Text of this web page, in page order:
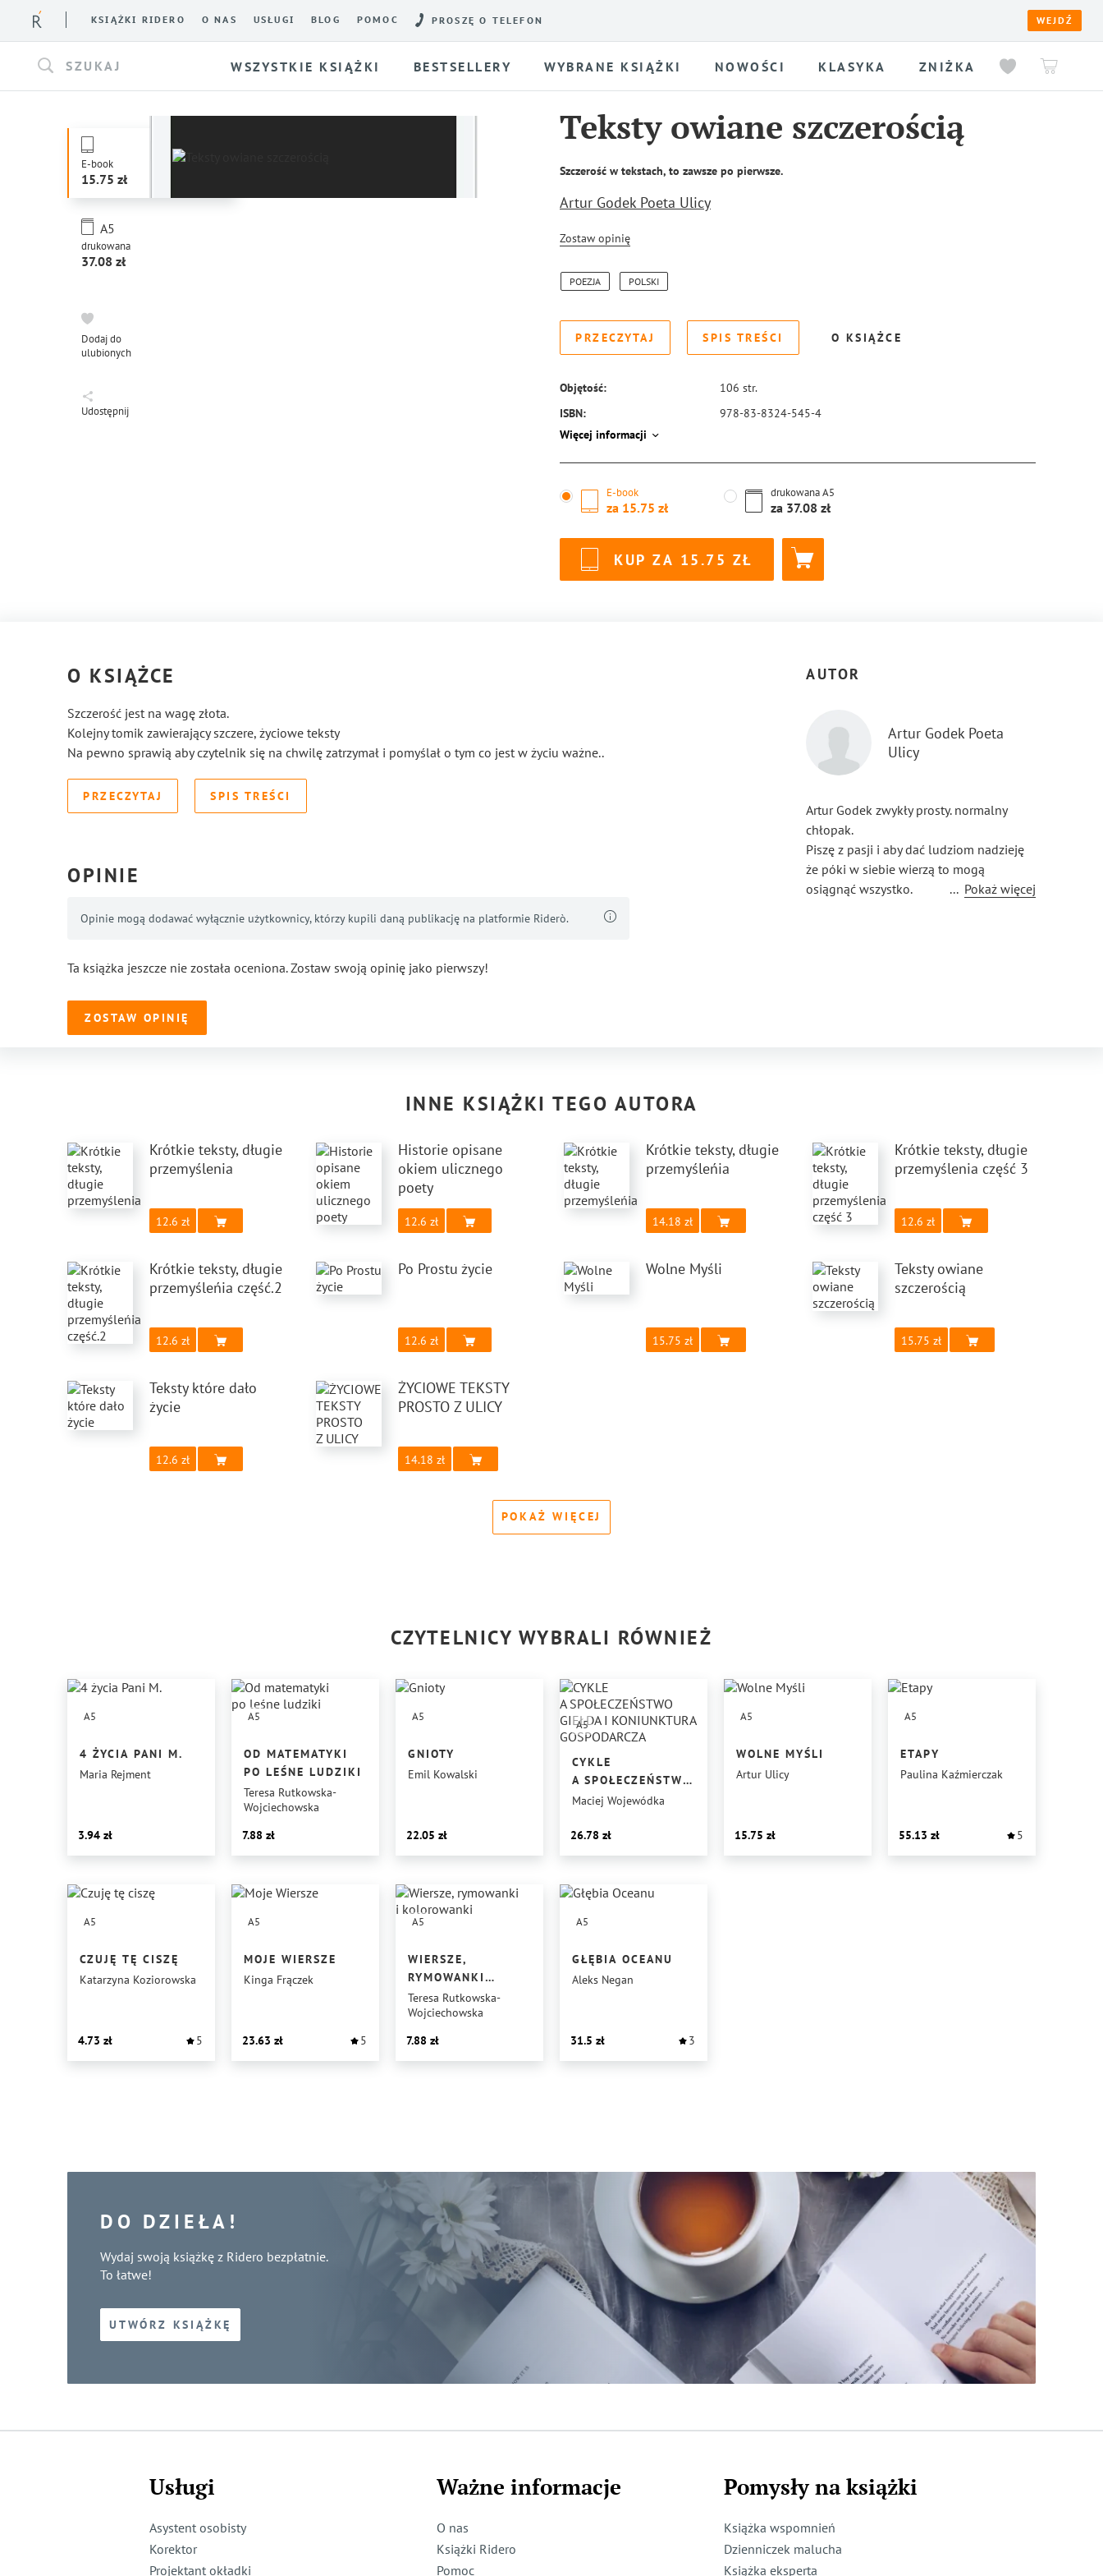
KSIĄŻKI RIDERO O NAS USŁUGI BLOG POMOC PROSZĘ O TELEFON WEJDŹ
SZUKAJ WSZYSTKIE KSIĄŻKI BESTSELLERY WYBRANE KSIĄŻKI NOWOŚCI KLASYKA ZNIŻKA
E-book
15.75
drukowana
A5
37.08
Dodaj do
ulubionych
Udostępnij
Teksty owiane szczerością
Szczerość w tekstach, to zawsze po pierwsze.
Artur Godek Poeta Ulicy
Zostaw opinię
POEZJA POLSKI
PRZECZYTAJ SPIS TREŚCI O KSIĄŻCE
Objętość: 106 str.
ISBN:
978-83-8324-545-4
Więcej informacji
E-book
za 15.75
drukowanaA5
za 37.08
KUP ZA 15.75
O KSIĄŻCE
Szczerość jest na wagę złota.
Kolejny tomik zawierający szczere, życiowe teksty
Na pewno sprawią aby czytelnik się na chwilę zatrzymał i pomyślał o tym co jest w życiu ważne..
PRZECZYTAJ SPIS TREŚCI
OPINIE
Opinie mogą dodawać wyłącznie użytkownicy, którzy kupili daną publikację na platformie Riderò.
Ta książka jeszcze nie została oceniona. Zostaw swoją opinię jako pierwszy!
ZOSTAW OPINIĘ
AUTOR
Artur Godek Poeta
Ulicy
Artur Godek zwykły prosty. normalny
chłopak.
Piszę z pasji i aby dać ludziom nadzieję
że póki w siebie wierzą to mogą
osiągnąć wszystko.
... Pokaż więcej
INNE KSIĄŻKI TEGO AUTORA
Krótkie teksty, długie
przemyślenia
12.6
Historie opisane
okiem ulicznego
poety
12.6
Krótkie teksty, długie
przemyśleńia
14.18
Krótkie teksty, długie
przemyślenia część 3
12.6
Krótkie teksty, długie
przemyśleńia część.2
12.6
Po Prostu życie
12.6
Wolne Myśli
15.75
Teksty owiane
szczerością
15.75
Teksty które dało
życie
12.6
ŻYCIOWE TEKSTY
PROSTO Z ULICY
14.18
POKAŻ WIĘCEJ
CZYTELNICY WYBRALI RÓWNIEŻ
A5
4 ŻYCIA PANI M.
Maria Rejment
3.94
A5
OD MATEMATYKI
PO LEŚNE LUDZIKI
Teresa Rutkowska-
Wojciechowska
7.88
A5
GNIOTY
Emil Kowalski
22.05
A5
CYKLE
A SPOŁECZEŃSTWO
GIEŁDA
GOSPODARCZA
Maciej Wojewódka
26.78
A5
WOLNE MYŚLI
Artur Ulicy
15.75
A5
ETAPY
Paulina Kaźmierczak
55.13 5
A5
CZUJĘ TĘ CISZĘ
Katarzyna Koziorowska
4.73 5
A5
MOJE WIERSZE
Kinga Frączek
23.63 5
A5
WIERSZE,
RYMOWANKI
I KOLOROWANKI
Teresa Rutkowska-
Wojciechowska
7.88
A5
GŁĘBIA OCEANU
Aleks Negan
31.5 3
DO DZIEŁA!
Wydaj swoją książkę z Ridero bezpłatnie.
To łatwe!
UTWÓRZ KSIĄŻKĘ
Usługi
Asystent osobisty
Korektor
Projektant okładki
Ważne informacje
O nas
Książki Ridero
Pomoc
Pomysły na książki
Książka wspomnień
Dzienniczek malucha
Książka eksperta